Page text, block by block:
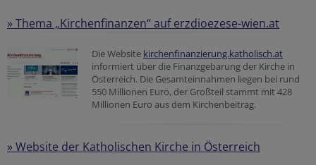
» Thema „Kirchenfinanzen“ auf erzdioezese-wien.at
Die Website kirchenfinanzierung.katholisch.at
informiert über die Finanzgebarung der Kirche in
Österreich. Die Gesamteinnahmen liegen bei rund
550 Millionen Euro, der Großteil stammt mit 428
Millionen Euro aus dem Kirchenbeitrag.
» Website der Katholischen Kirche in Österreich